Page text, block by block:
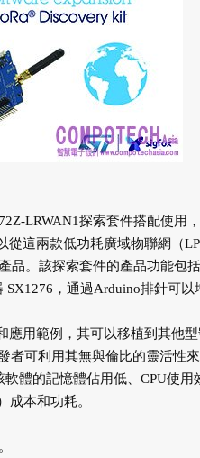
LRWAN1探索套件搭配使用
這兩款低功耗廣域物聯網（
。該探索套件的產品功能包
，通過Arduino排針可以
用範例，其可以移植到其他
者可利用其無與倫比的靈活性
體的記憶體佔用低、CPU使
本和功耗。